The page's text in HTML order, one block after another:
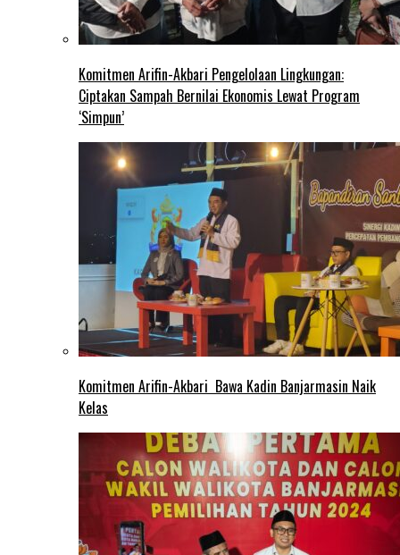
Komitmen Arifin-Akbari Pengelolaan Lingkungan:
Ciptakan Sampah Bernilai Ekonomis Lewat Program
‘Simpun’
Komitmen Arifin-Akbari Bawa Kadin Banjarmasin Naik
Kelas